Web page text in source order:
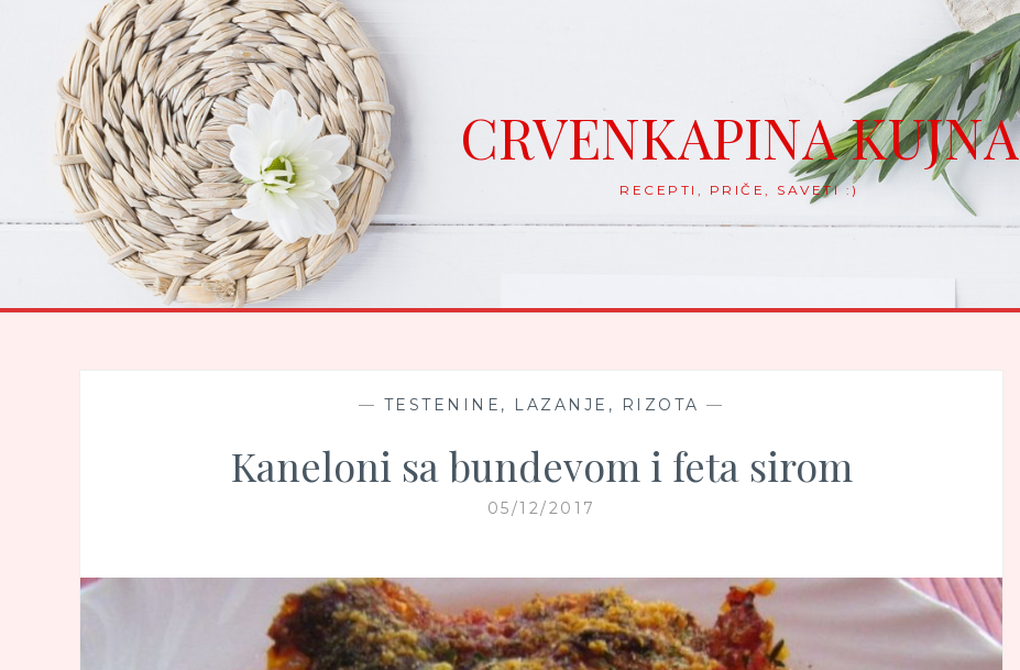
content
CRVENKAPINA KUJNA
RECEPTI, PRIČE, SAVETI :)
— TESTENINE, LAZANJE, RIZOTA —
Kaneloni sa bundevom i feta sirom
05/12/2017